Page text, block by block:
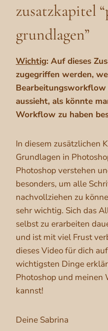
zusatzkapitel
grundlagen”
Wichtig: Auf dieses
zugegriffen werden,
Bearbeitungsworkflow
aussieht, als könnte
Workflow zu haben
In diesem zusätzlichen
Grundlagen in
Photoshop verstehen
besonders, um alle
nachvollziehen zu
sehr wichtig. Sich das
selbst zu erarbeiten
und ist mit viel Frust
dieses Video für dich
wichtigsten Dinge
Photoshop und
kannst!
Deine Sabrina